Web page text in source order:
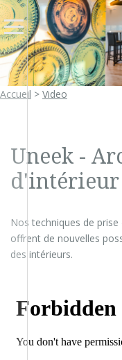
Accueil > Video
Uneek -
d'intérieur
Nos techniques de
offrent de nouvelles
des intérieurs.